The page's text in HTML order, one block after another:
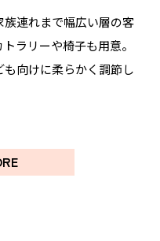
連れまで幅広い層の客
ラリーや椅子も用意。
向けに柔らかく調節し